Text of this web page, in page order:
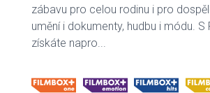
zábavu pro celou rodinu i pro
umění i dokumenty, hudbu i módu. S
získáte napro...